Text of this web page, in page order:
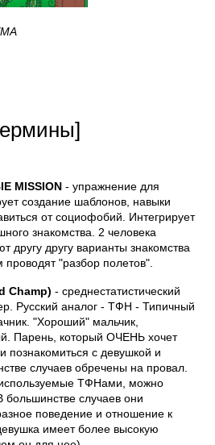
MISSION - упражнение для
создание шаблонов, навыки
от социофобий. Интегрирует
знакомства. 2 человека
другу другу варианты знакомства
"разбор полетов".
Champ) - среднестатистический
Русский аналог - ТФН - Типичный
"Хороший" мальчик,
Парень, который ОЧЕНЬ хочет
познакомиться с девушкой и
случаев обречены на провал.
ТФНами, можно
большинстве случаев они
поведение и отношение к
имеет более высокую